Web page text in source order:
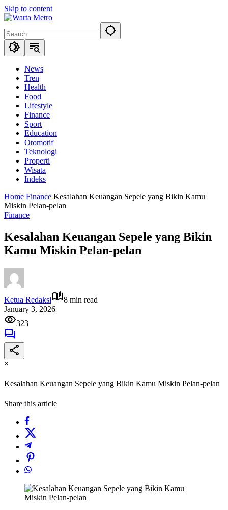
Skip to content
News
Tren
Health
Food
Lifestyle
Finance
Sport
Education
Otomotif
Teknologi
Properti
Wisata
Indeks
Home Finance Kesalahan Keuangan Sepele yang Bikin Kamu
Miskin Pelan-pelan
Finance
Kesalahan Keuangan Sepele yang Bikin
Kamu Miskin Pelan-pelan
Ketua Redaksi
8 min read
January 3, 2026
323
×
Kesalahan Keuangan Sepele yang Bikin Kamu Miskin Pelan-pelan
Share this article